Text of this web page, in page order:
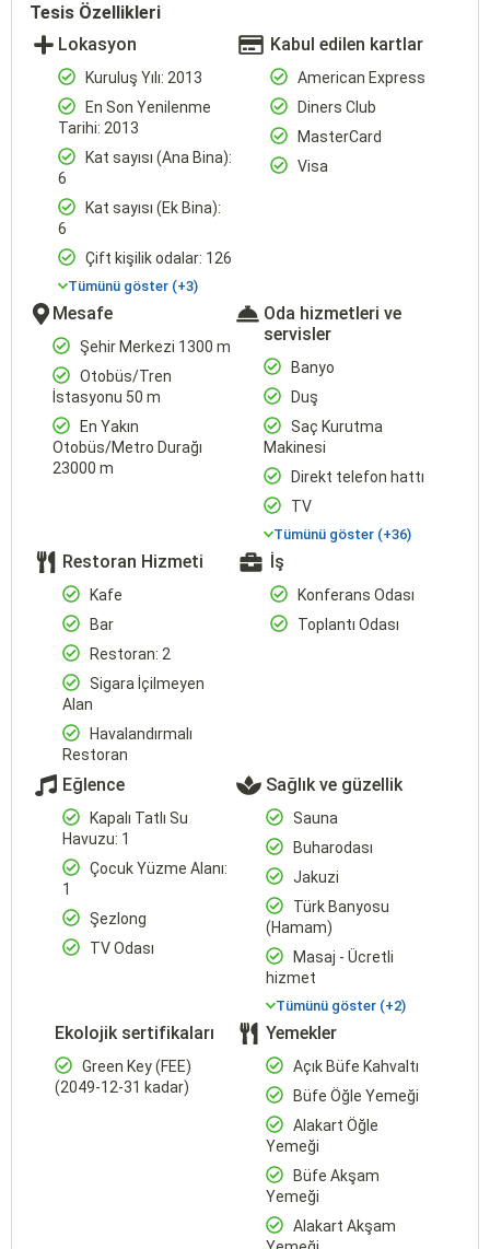
Tesis Özellikleri
Lokasyon
Kuruluş Yılı: 2013
En Son Yenilenme
Tarihi: 2013
Kat sayısı (Ana Bina):
6
Kat sayısı (Ek Bina):
6
Çift kişilik odalar: 126
Tümünü göster (+3)
Kabul edilen kartlar
American Express
Diners Club
MasterCard
Visa
Mesafe
Şehir Merkezi 1300 m
Otobüs/Tren
İstasyonu 50 m
En Yakın
Otobüs/Metro Durağı
23000 m
Oda hizmetleri ve
servisler
Banyo
Duş
Saç Kurutma
Makinesi
Direkt telefon hattı
TV
Tümünü göster (+36)
Restoran Hizmeti
Kafe
Bar
Restoran: 2
Sigara İçilmeyen
Alan
Havalandırmalı
Restoran
İş
Konferans Odası
Toplantı Odası
Eğlence
Kapalı Tatlı Su
Havuzu: 1
Çocuk Yüzme Alanı:
1
Şezlong
TV Odası
Sağlık ve güzellik
Sauna
Buharodası
Jakuzi
Türk Banyosu
(Hamam)
Masaj - Ücretli
hizmet
Tümünü göster (+2)
Ekolojik sertifikaları
Green Key (FEE)
(2049-12-31 kadar)
Yemekler
Açık Büfe Kahvaltı
Büfe Öğle Yemeği
Alakart Öğle
Yemeği
Büfe Akşam
Yemeği
Alakart Akşam